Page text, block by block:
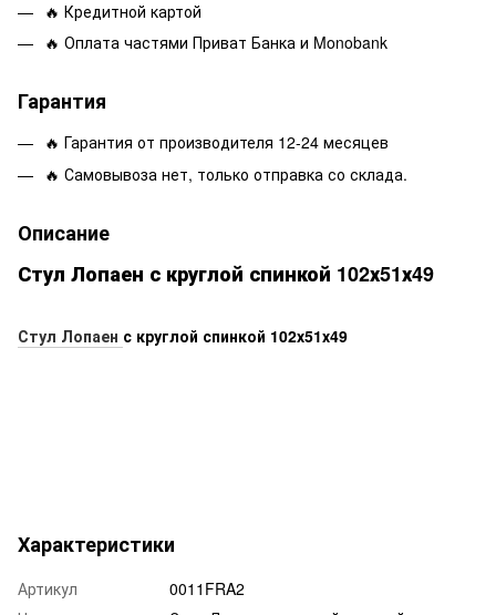
🔥 Кредитной картой
🔥 Оплата частями Приват Банка и Monobank
Гарантия
🔥 Гарантия от производителя 12-24 месяцев
🔥 Самовывоза нет, только отправка со склада.
Описание
Стул Лопаен с круглой спинкой 102х51х49
Стул Лопаен с круглой спинкой 102х51х49
Характеристики
Артикул
0011FRA2